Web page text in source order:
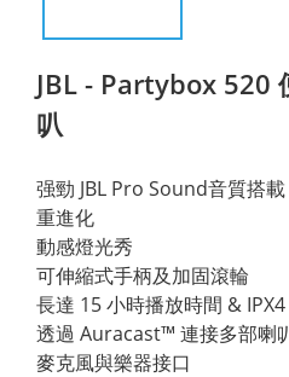
JBL - Partybox 520
叭
强勁 JBL Pro Sound音質搭
重進化
動感燈光秀
可伸縮式手柄及加固滾輪
長達 15 小時播放時間 &
透過 Auracast™ 連接多部喇
麥克風與樂器接口